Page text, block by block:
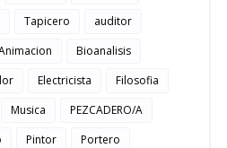
Tapicero
auditor
Bioanalisis
Electricista
Filosofia
Musica
PEZCADERO/A
Pintor
Portero